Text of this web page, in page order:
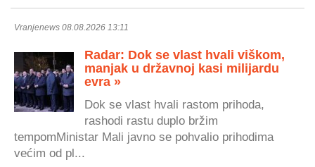
Vranjenews 08.08.2026 13:11
Radar: Dok se vlast hvali viškom,
manjak u državnoj kasi milijardu
evra »
Dok se vlast hvali rastom prihoda,
rashodi rastu duplo bržim
tempomMinistar Mali javno se pohvalio prihodima
većim od pl...